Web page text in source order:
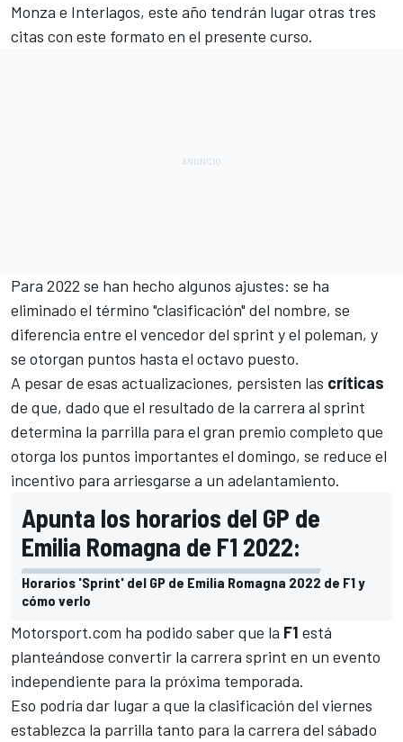
Monza e Interlagos, este año tendrán lugar otras tres
citas con este formato en el presente curso.
Para 2022 se han hecho algunos ajustes: se ha
eliminado el término "clasificación" del nombre, se
diferencia entre el vencedor del sprint y el poleman, y
se otorgan puntos hasta el octavo puesto.
A pesar de esas actualizaciones, persisten las críticas
de que, dado que el resultado de la carrera al sprint
determina la parrilla para el gran premio completo que
otorga los puntos importantes el domingo, se reduce el
incentivo para arriesgarse a un adelantamiento.
Apunta los horarios del GP de
Emilia Romagna de F1 2022:
Horarios 'Sprint' del GP de Emilia Romagna 2022 de F1 y
cómo verlo
Motorsport.com ha podido saber que la F1 está
planteándose convertir la carrera sprint en un evento
independiente para la próxima temporada.
Eso podría dar lugar a que la clasificación del viernes
establezca la parrilla tanto para la carrera del sábado